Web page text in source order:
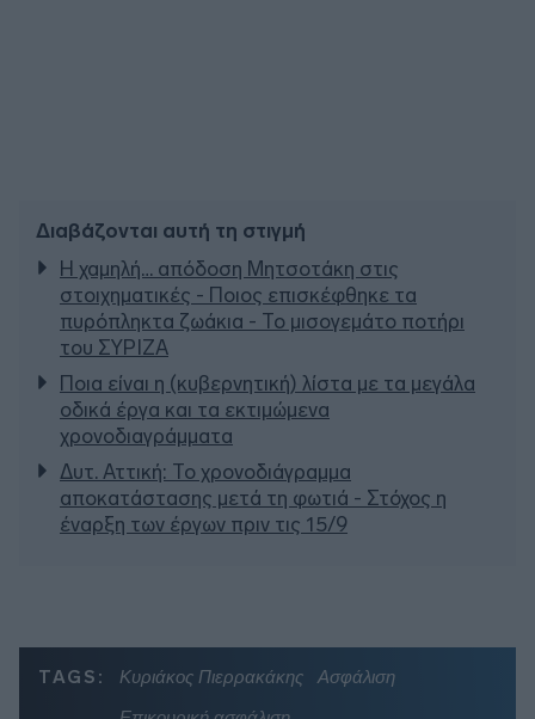
Διαβάζονται αυτή τη στιγμή
Η χαμηλή… απόδοση Μητσοτάκη στις
στοιχηματικές - Ποιος επισκέφθηκε τα
πυρόπληκτα ζωάκια - Το μισογεμάτο ποτήρι
του ΣΥΡΙΖΑ
Ποια είναι η (κυβερνητική) λίστα με τα μεγάλα
οδικά έργα και τα εκτιμώμενα
χρονοδιαγράμματα
Δυτ. Αττική: Το χρονοδιάγραμμα
αποκατάστασης μετά τη φωτιά - Στόχος η
έναρξη των έργων πριν τις 15/9
TAGS: Κυριάκος Πιερρακάκης
Ασφάλιση